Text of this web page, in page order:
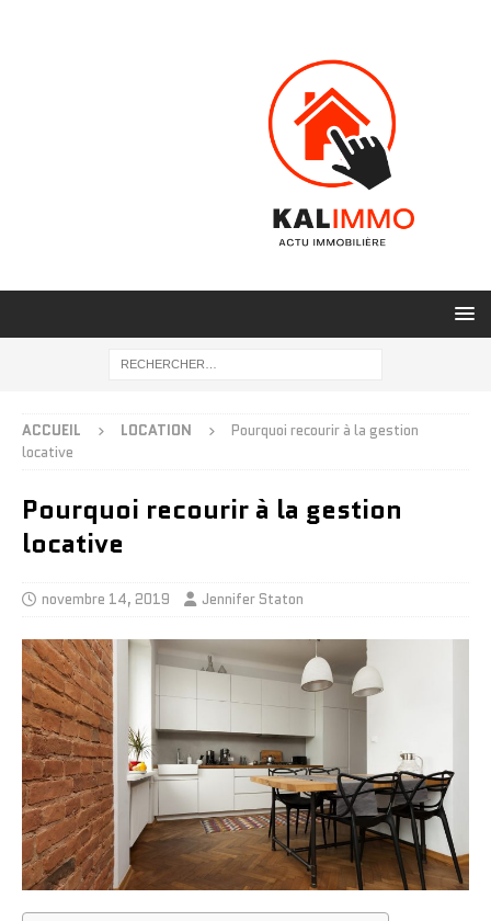
ACCUEIL LOCATION
Pourquoi recourir à la gestion
locative
Pourquoi recourir à la gestion
locative
novembre 14, 2019 Jennifer Staton